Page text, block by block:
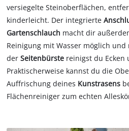
versiegelte Steinoberflächen,
kinderleicht. Der integrierte
Gartenschlauch macht dir
Reinigung mit Wasser möglich und
derSeitenbürste reinigst du Ecken
Praktischerweise kannst du die
Auffrischung deines Kunstrasens
Flächenreiniger zum echten